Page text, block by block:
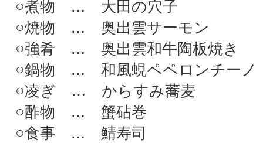
○煮物 … 大田の穴子
○焼物 … 奥出雲サーモン
○強肴 … 奥出雲和牛陶板焼き
○鍋物 … 和風蜆ペペロンチーノ
○凌ぎ … からすみ蕎麦
○酢物 … 蟹砧巻
○食事 … 鯖寿司